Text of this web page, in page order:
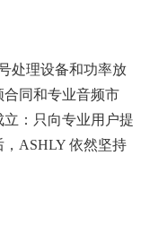
处理设备和功率放
同和专业音频市
：只向专业用户提
ASHLY 依然坚持